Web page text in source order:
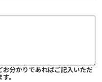
分かりであればご記入いただ
。